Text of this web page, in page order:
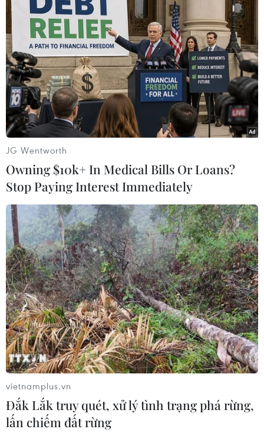
TIN LIÊN QUAN
Chuyên gia cảnh báo đặt mật khẩu đơn
giản dễ bị đánh cắp thông tin
21/06/2023 08:36
Chuyên gia an ninh mạng thuộc công ty viễn thông
Telstra cho rằng cách đặt mật khẩu đơn giản là vô cùng
nguy hiểm và đang rất phổ biến, dễ dàng cho tin tặc
xâm nhập và đánh cắp thông tin, dữ liệu.
JG Wentworth
Owning $10k+ In Medical Bills Or Loans?
Stop Paying Interest Immediately
vietnamplus.vn
Đắk Lắk truy quét, xử lý tình trạng phá rừng,
lấn chiếm đất rừng